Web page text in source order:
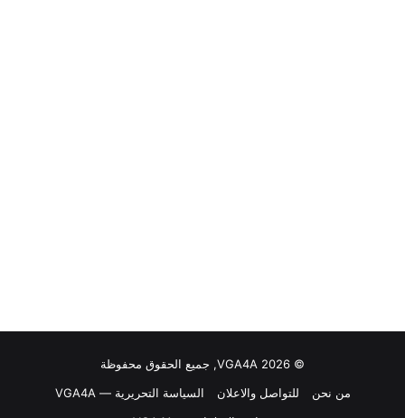
© VGA4A 2026, جميع الحقوق محفوظة
من نحن
للتواصل والاعلان
السياسة التحريرية — VGA4A